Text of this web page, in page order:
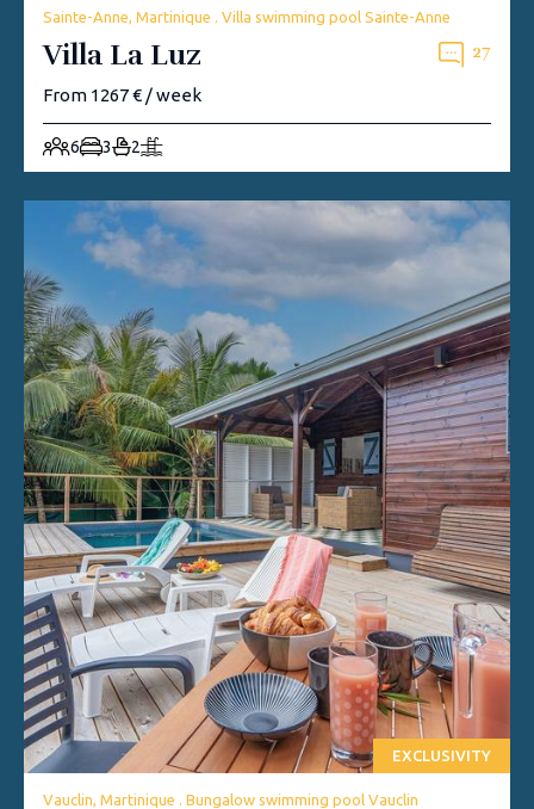
Sainte-Anne, Martinique . Villa swimming pool Sainte-Anne
Villa La Luz 27
From 1267 € / week
6 3 2
EXCLUSIVITY
Vauclin, Martinique . Bungalow swimming pool Vauclin